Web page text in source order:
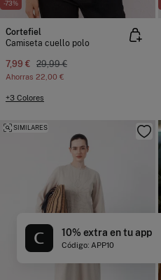
-73%
Cortefiel
Camiseta cuello polo
7,99 € 29,99 €
Ahorras 22,00 €
+3 Colores
SIMILARES
10% extra en tu app
Código: APP10